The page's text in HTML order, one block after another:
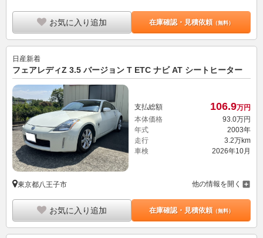
お気に入り追加 在庫確認・見積依頼（無料）
日産新着
フェアレディZ 3.5 バージョン T ETC ナビ AT シートヒーター
支払総額 106.9万円
本体価格
93. 0万円
年式
2003年
走行
3.2万km
車検
2026年10月
東京都八王子市 他の情報を開く
お気に入り追加 在庫確認・見積依頼（無料）